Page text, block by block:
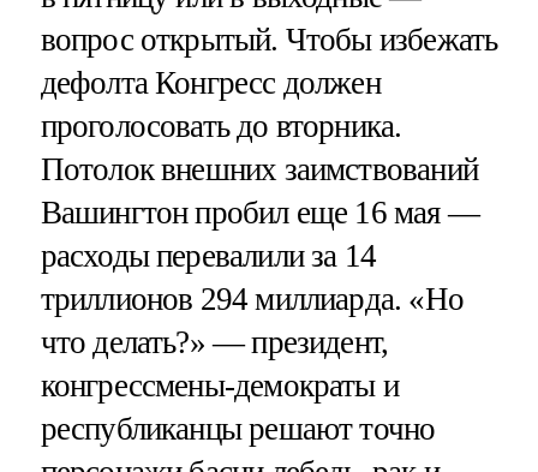
вопрос открытый. Чтобы избежать
дефолта Конгресс должен
проголосовать до вторника.
Потолок внешних заимствований
Вашингтон пробил еще 16 мая —
расходы перевалили за 14
триллионов 294 миллиарда. «Но
что делать?» — президент,
конгрессмены-демократы и
республиканцы решают точно